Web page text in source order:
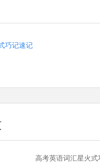
巧记速记
高考英语词汇星火式